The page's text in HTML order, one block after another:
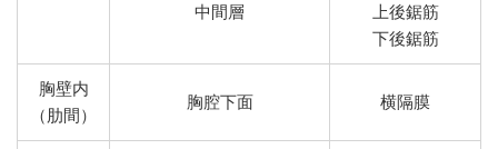
中間層
上後鋸筋
下後鋸筋
胸壁内
（肋間）
胸腔下面 横隔膜